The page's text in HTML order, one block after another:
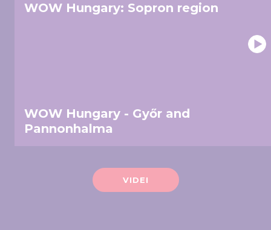
WOW Hungary: Sopron region
WOW Hungary - Győr and
Pannonhalma
VIDEI